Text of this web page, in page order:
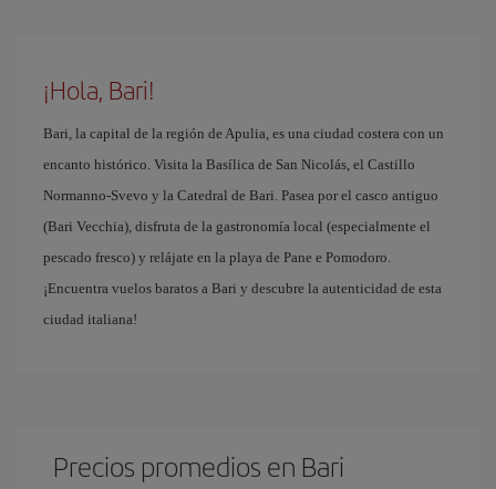
¡Hola, Bari!
Bari, la capital de la región de Apulia, es una ciudad costera con un
encanto histórico. Visita la Basílica de San Nicolás, el Castillo
Normanno-Svevo y la Catedral de Bari. Pasea por el casco antiguo
(Bari Vecchia), disfruta de la gastronomía local (especialmente el
pescado fresco) y relájate en la playa de Pane e Pomodoro.
¡Encuentra vuelos baratos a Bari y descubre la autenticidad de esta
ciudad italiana!
Precios promedios en Bari